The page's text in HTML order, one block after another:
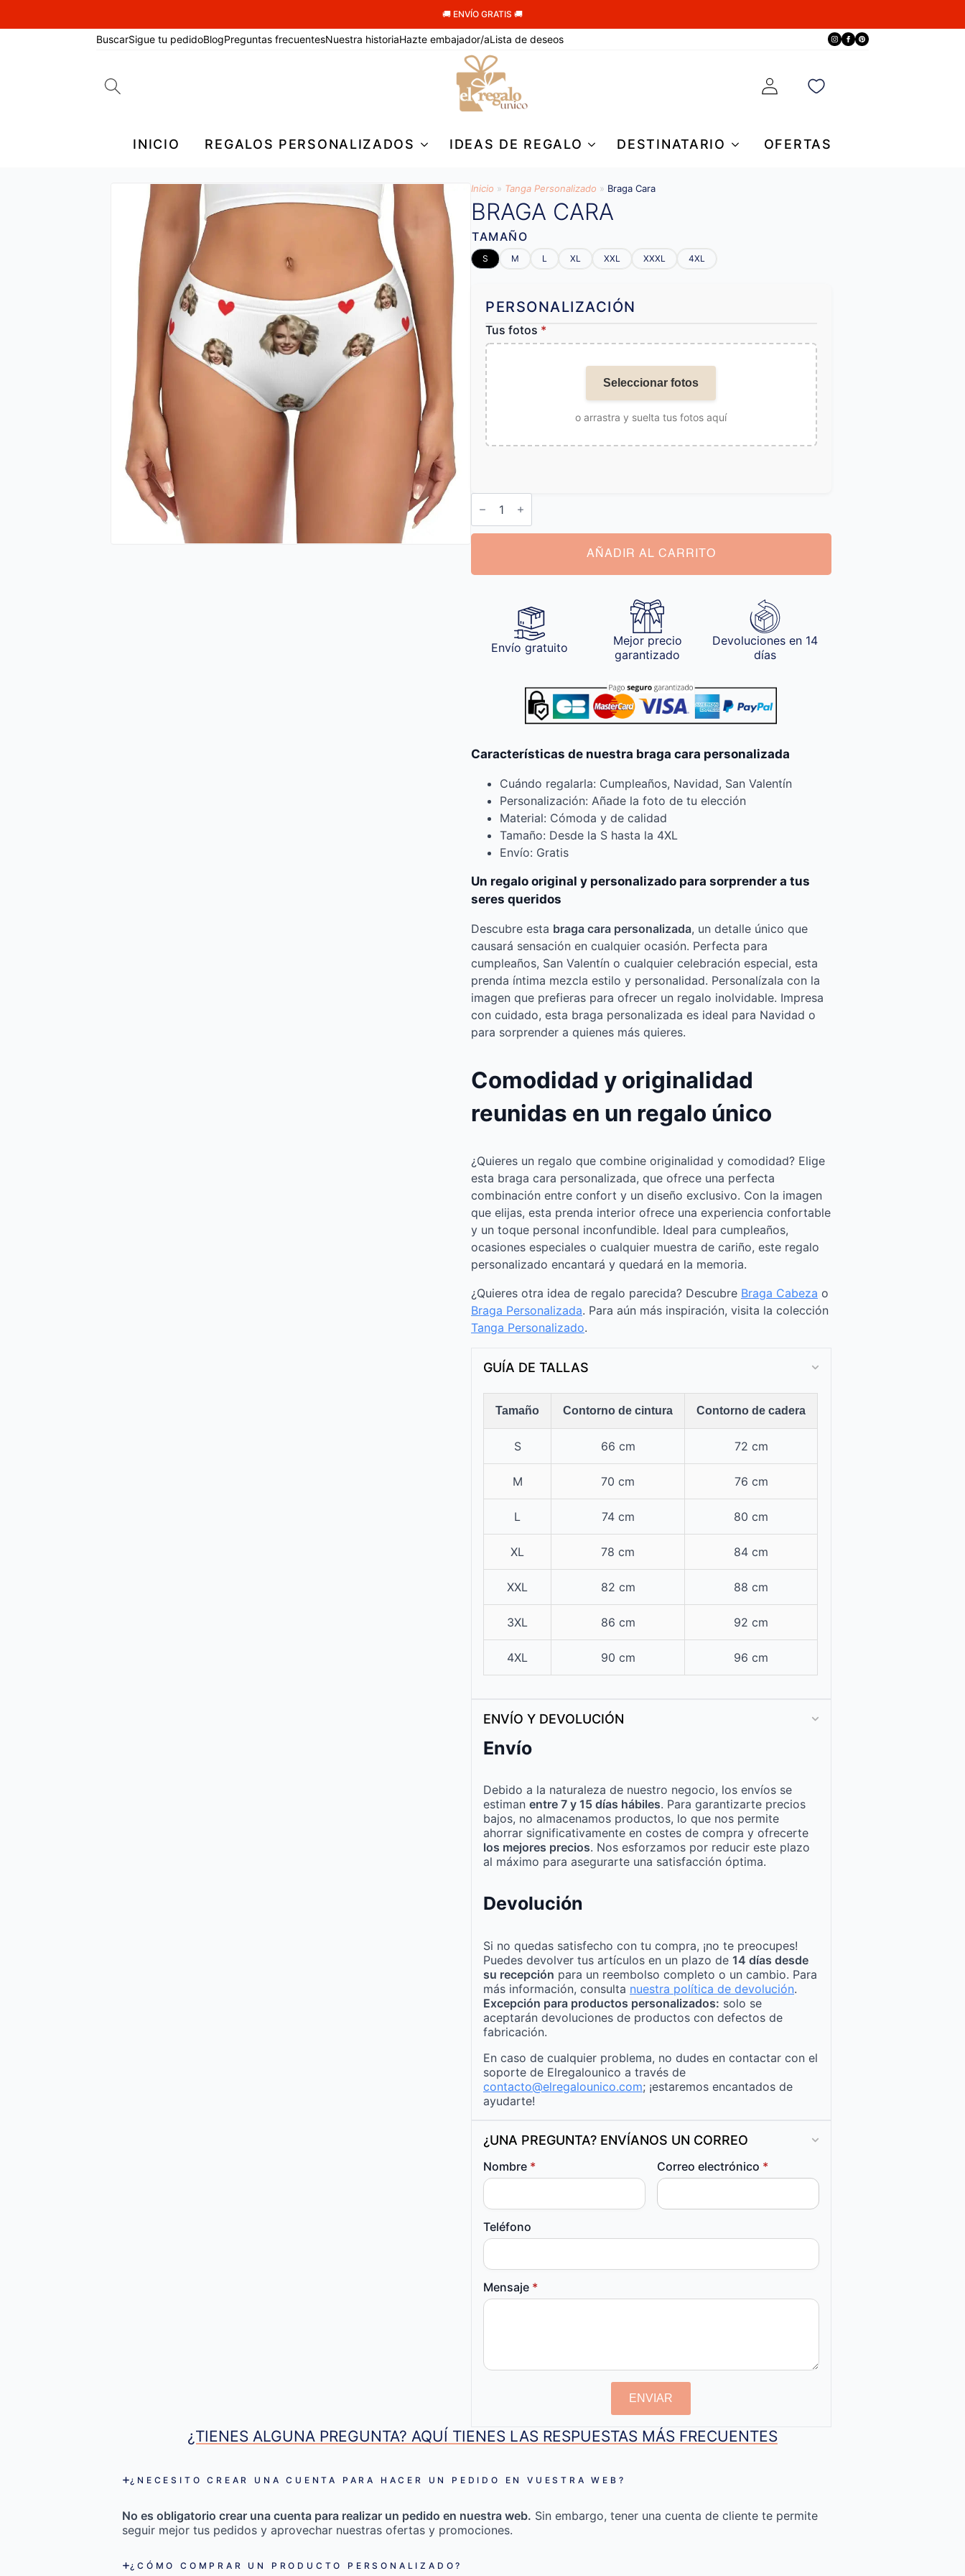
🚚 ENVÍO GRATIS 🚚
BuscarSigue tu pedidoBlogPreguntas frecuentesNuestra historiaHazte embajador/aLista de deseos
INICIO REGALOS PERSONALIZADOS IDEAS DE REGALO DESTINATARIO OFERTAS
Inicio » Tanga Personalizado » Braga Cara
BRAGA CARA
TAMAÑO
S M L XL XXL XXXL 4XL
PERSONALIZACIÓN
Tus fotos *
Seleccionar fotos
o arrastra y suelta tus fotos aquí
Braga
Cara
AÑADIR AL CARRITO
Envío gratuito
Mejor precio
garantizado
Devoluciones en 14
días
Características de nuestra braga cara personalizada
Cuándo regalarla: Cumpleaños, Navidad, San Valentín
Personalización: Añade la foto de tu elección
Material: Cómoda y de calidad
Tamaño: Desde la S hasta la 4XL
Envío: Gratis
Un regalo original y personalizado para sorprender a tus
seres queridos
Descubre esta braga cara personalizada, un detalle único que
causará sensación en cualquier ocasión. Perfecta para
cumpleaños, San Valentín o cualquier celebración especial, esta
prenda íntima mezcla estilo y personalidad. Personalízala con la
imagen que prefieras para ofrecer un regalo inolvidable. Impresa
con cuidado, esta braga personalizada es ideal para Navidad o
para sorprender a quienes más quieres.
Comodidad y originalidad
reunidas en un regalo único
¿Quieres un regalo que combine originalidad y comodidad? Elige
esta braga cara personalizada, que ofrece una perfecta
combinación entre confort y un diseño exclusivo. Con la imagen
que elijas, esta prenda interior ofrece una experiencia confortable
y un toque personal inconfundible. Ideal para cumpleaños,
ocasiones especiales o cualquier muestra de cariño, este regalo
personalizado encantará y quedará en la memoria.
¿Quieres otra idea de regalo parecida? Descubre Braga Cabeza o
Braga Personalizada. Para aún más inspiración, visita la colección
Tanga Personalizado.
GUÍA DE TALLAS
Tamaño Contorno de cintura Contorno de cadera
S 66 cm 72 cm
M 70 cm 76 cm
L 74 cm 80 cm
XL 78 cm 84 cm
XXL 82 cm 88 cm
3XL 86 cm 92 cm
4XL 90 cm 96 cm
ENVÍO Y DEVOLUCIÓN
Envío
Debido a la naturaleza de nuestro negocio, los envíos se
estiman entre 7 y 15 días hábiles. Para garantizarte precios
bajos, no almacenamos productos, lo que nos permite
ahorrar significativamente en costes de compra y ofrecerte
los mejores precios. Nos esforzamos por reducir este plazo
al máximo para asegurarte una satisfacción óptima.
Devolución
Si no quedas satisfecho con tu compra, ¡no te preocupes!
Puedes devolver tus artículos en un plazo de 14 días desde
su recepción para un reembolso completo o un cambio. Para
más información, consulta nuestra política de devolución.
Excepción para productos personalizados: solo se
aceptarán devoluciones de productos con defectos de
fabricación.
En caso de cualquier problema, no dudes en contactar con el
soporte de Elregalounico a través de
contacto@elregalounico.com; ¡estaremos encantados de
ayudarte!
¿UNA PREGUNTA? ENVÍANOS UN CORREO
Nombre * Correo electrónico *
Teléfono
Mensaje *
ENVIAR
¿TIENES ALGUNA PREGUNTA? AQUÍ TIENES LAS RESPUESTAS MÁS FRECUENTES
¿NECESITO CREAR UNA CUENTA PARA HACER UN PEDIDO EN VUESTRA WEB?
No es obligatorio crear una cuenta para realizar un pedido en nuestra web. Sin embargo, tener una cuenta de cliente te permite
seguir mejor tus pedidos y aprovechar nuestras ofertas y promociones.
¿CÓMO COMPRAR UN PRODUCTO PERSONALIZADO?